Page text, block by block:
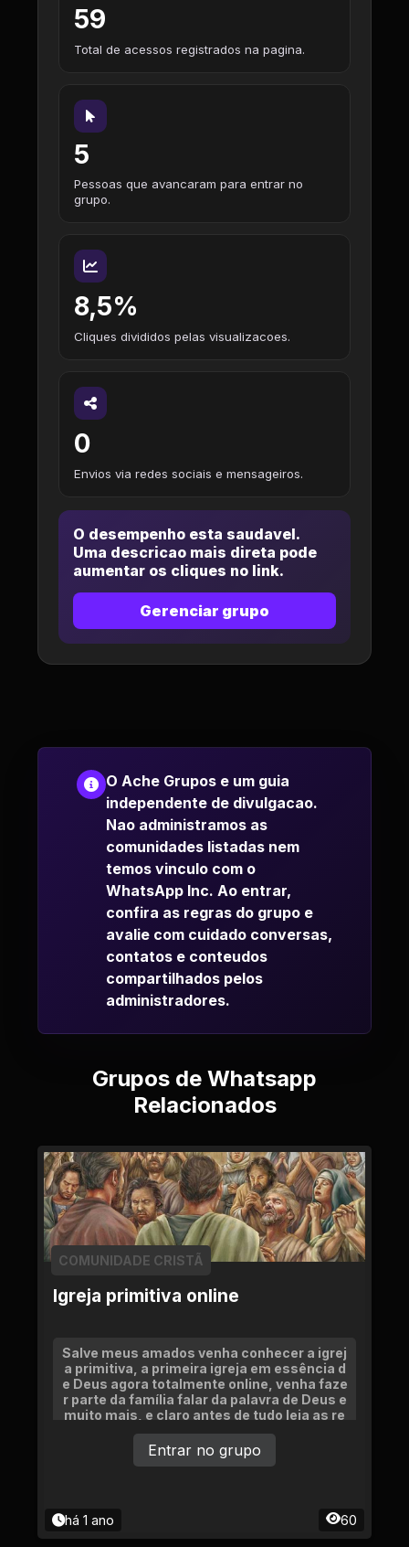
59
Total de acessos registrados na pagina.
5
Pessoas que avancaram para entrar no
grupo.
8,5%
Cliques divididos pelas visualizacoes.
0
Envios via redes sociais e mensageiros.
O desempenho esta saudavel.
Uma descricao mais direta pode
aumentar os cliques no link.
Gerenciar grupo
O Ache Grupos e um guia
independente de divulgacao.
Nao administramos as
comunidades listadas nem
temos vinculo com o
WhatsApp Inc. Ao entrar,
confira as regras do grupo e
avalie com cuidado conversas,
contatos e conteudos
compartilhados pelos
administradores.
Grupos de Whatsapp
Relacionados
Igreja primitiva online
COMUNIDADE CRISTÃ
Salve meus amados venha conhecer a igrej
a primitiva, a primeira igreja em essência d
e Deus agora totalmente online, venha faze
r parte da família falar da palavra de Deus e
muito mais, e claro antes de tudo leia as re
gra do grupo
há 1 ano 60
Entrar no grupo